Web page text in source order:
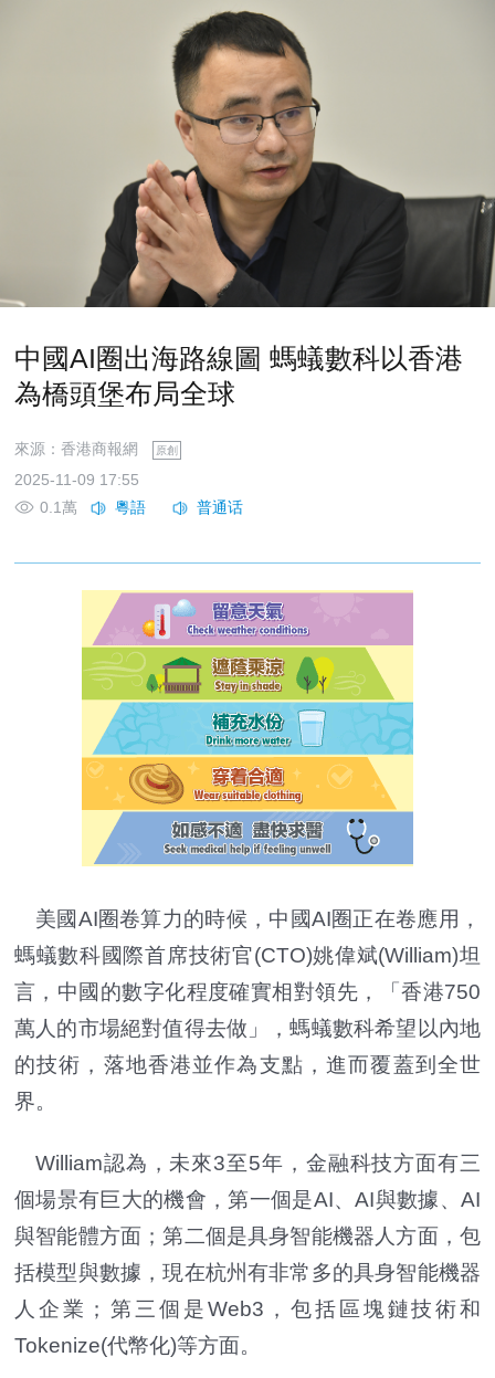
中國AI圈出海路線圖 螞蟻數科以香港
為橋頭堡布局全球
來源：香港商報網 原創
2025-11-09 17:55
0.1萬
美國AI圈卷算力的時候，中國AI圈正在卷應用，
螞蟻數科國際首席技術官(CTO)姚偉斌(William)坦
言，中國的數字化程度確實相對領先，「香港750
萬人的市場絕對值得去做」，螞蟻數科希望以內地
的技術，落地香港並作為支點，進而覆蓋到全世
界。
William認為，未來3至5年，金融科技方面有三
個場景有巨大的機會，第一個是AI、AI與數據、AI
與智能體方面；第二個是具身智能機器人方面，包
括模型與數據，現在杭州有非常多的具身智能機器
人企業；第三個是Web3，包括區塊鏈技術和
Tokenize(代幣化)等方面。